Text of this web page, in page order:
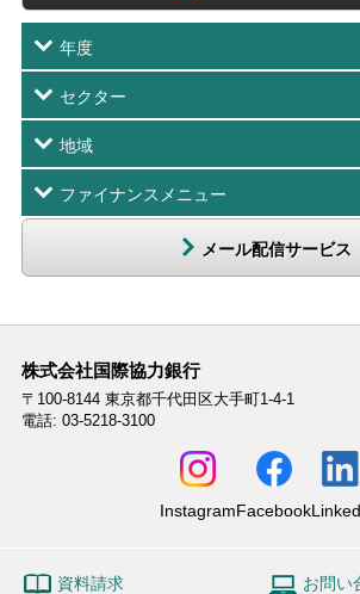
年度
セクター
地域
ファイナンスメニュー
メール配信サービス
株式会社国際協力銀行
〒100-8144 東京都千代田区大手町1-4-1
電話: 03-5218-3100
InstagramFacebook
資料請求 お問い